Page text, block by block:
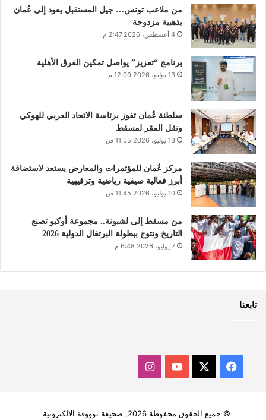
من ملاعب تونس… جيل المستقبل يعود إلى عُمان
بذهبية مزدوجة
4 أغسطس، 2026 2:47 م
برنامج “تعزيز” يواصل تمكين الفرق الأهلية
13 يوليو، 2026 12:00 م
سلطنة عُمان تفوز برئاسة الاتحاد العربي للهوكي
ونقل المقر لمسقط
13 يوليو، 2026 11:55 ص
مركز عُمان للمؤتمرات والمعارض يستعد لاستضافة
أبرز فعالية صيفية رياضية وترفيهية
10 يوليو، 2026 11:45 ص
من مسقط إلى لشبونة.. مجموعة أوكيو تصنع
التاريخ وتتوج ببطولة البرتغال الدولية 2026
7 يوليو، 2026 6:48 م
تابعنا
فيسبوك ‫YouTubeانستقرام
© جميع الحقوق محفوظة 2026, صحيفة توووفة الالكترونية